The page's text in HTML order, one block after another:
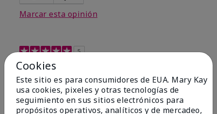
Marcar esta opinión
5
Excellent
EnviadoHace 4 meses
Coverly
deColumbia Missouri
Cookies
Este sitio es para consumidores de EUA. Mary Kay
usa cookies, pixeles y otras tecnologías de
seguimiento en sus sitios electrónicos para
propósitos operativos, analíticos y de mercadeo,